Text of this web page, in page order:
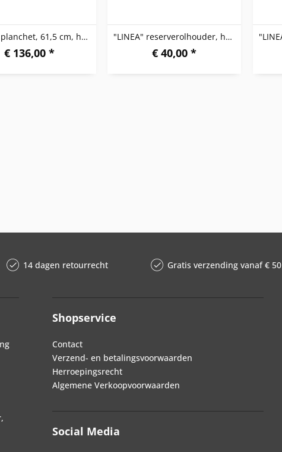
"LINEA" planchet, 61,5 cm, hoogglanzend
€ 136,00 *
"LINEA" reserverolhouder, hoogglanzend
€ 40,00 *
14 dagen retourrecht Gratis verzending vanaf € 50
Shopservice
Contact
Verzend- en betalingsvoorwaarden
Herroepingsrecht
Algemene Verkoopvoorwaarden
Social Media